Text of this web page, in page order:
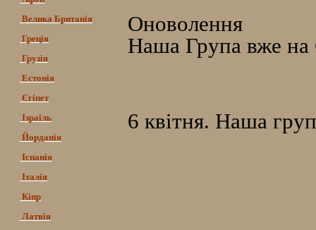
Велика Британія
Греція
Грузія
Естонія
Єгіпет
Ізраїль
Йорданія
Іспанія
Італія
Кіпр
Латвія
Оноволення
Наша Група вже на
6 квітня. Наша